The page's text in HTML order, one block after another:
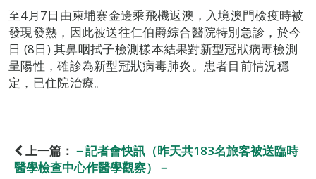
至4月7日由柬埔寨金邊乘飛機返澳，入境澳門檢疫時被
發現發熱，因此被送往仁伯爵綜合醫院特別急診，於今
日 (8日) 其鼻咽拭子檢測樣本結果對新型冠狀病毒檢測
呈陽性，確診為新型冠狀病毒肺炎。患者目前情況穩
定，已住院治療。
上一篇： －記者會快訊（昨天共183名旅客被送臨時
醫學檢查中心作醫學觀察）－